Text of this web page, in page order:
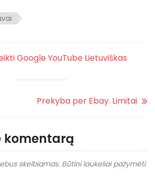
Google YouTube Lietuviškas
Prekyba per Ebay. Limitai
komentarą
skelbiamas. Būtini laukeliai pažymėti